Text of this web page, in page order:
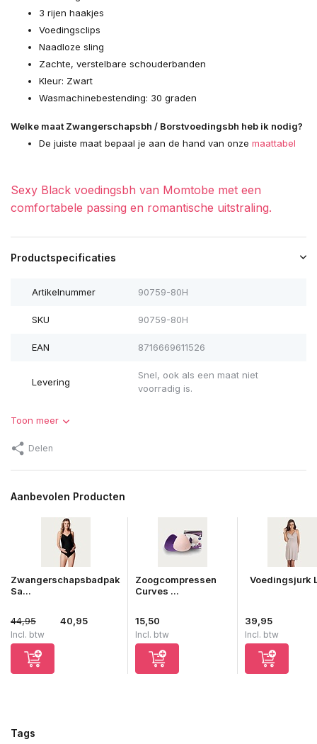
3 rijen haakjes
Voedingsclips
Naadloze sling
Zachte, verstelbare schouderbanden
Kleur: Zwart
Wasmachinebestending: 30 graden
Welke maat Zwangerschapsbh / Borstvoedingsbh heb ik nodig?
De juiste maat bepaal je aan de hand van onze maattabel
Sexy Black voedingsbh van Momtobe met een
comfortabele passing en romantische uitstraling.
Productspecificaties
Artikelnummer 90759-80H
SKU 90759-80H
EAN 8716669611526
Levering
Snel, ook als een maat niet
voorradig is.
Toon meer
Delen
Aanbevolen Producten
Zwangerschapsbadpak
Sa...
44,95 40,95
Incl. btw
Zoogcompressen
Curves ...
15,50
Incl. btw
Voedingsjurk
39,95
Incl. btw
Tags